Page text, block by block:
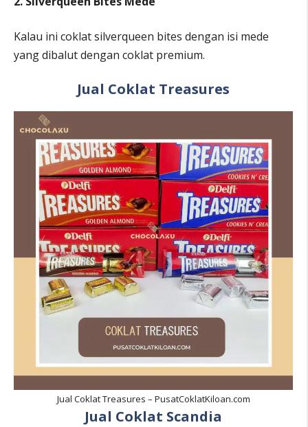
Kalau ini coklat silverqueen bites dengan isi mede
yang dibalut dengan coklat premium.
Jual Coklat Treasures
Jual Coklat Treasures – PusatCoklatKiloan.com
Jual Coklat Scandia